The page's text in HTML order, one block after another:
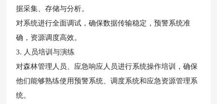
据采集、存储与分析。
对系统进行全面调试，确保数据传输稳定，预警系统准
确，资源调度高效。
3. 人员培训与演练
对森林管理人员、应急响应人员进行系统操作培训，确保
他们能够熟练使用预警系统、调度系统和应急资源管理系
统。